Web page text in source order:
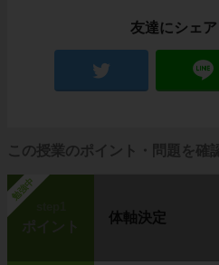
友達にシェア
この授業のポイント・問題を確
勉強中
ポイント
体軸決定